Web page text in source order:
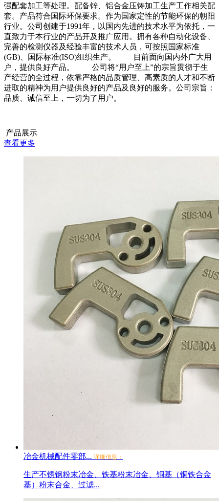
强配套加工等处理。配备锌、铝合金压铸加工生产工作相关配
套。产品符合国际环保要求。作为国家定性的节能环保的朝阳
行业。公司创建于1991年，以国内先进的技术水平为依托，一
直致力于本行业的产品开及推广应用。拥有各种自动化设备、
完善的检测仪器及经验丰富的技术人员，可按照国家标准
(GB)、国际标准(ISO)组织生产。 目前面向国内外广大用
户，提供良好产品。 公司将“用户至上”的宗旨贯彻于生
产经营的全过程，依靠严格的品质管理、高素质的人才和不断
进取的精神为用户提供良好的产品及良好的服务。公司宗旨：
品质、诚信至上，一切为了用户。
产品展示
查看更多
冶金机械配件零部... 详细信息：
生产不锈钢粉末冶金、铁基粉末冶金、铜基（铜铁合金
基）粉末合金、过滤...